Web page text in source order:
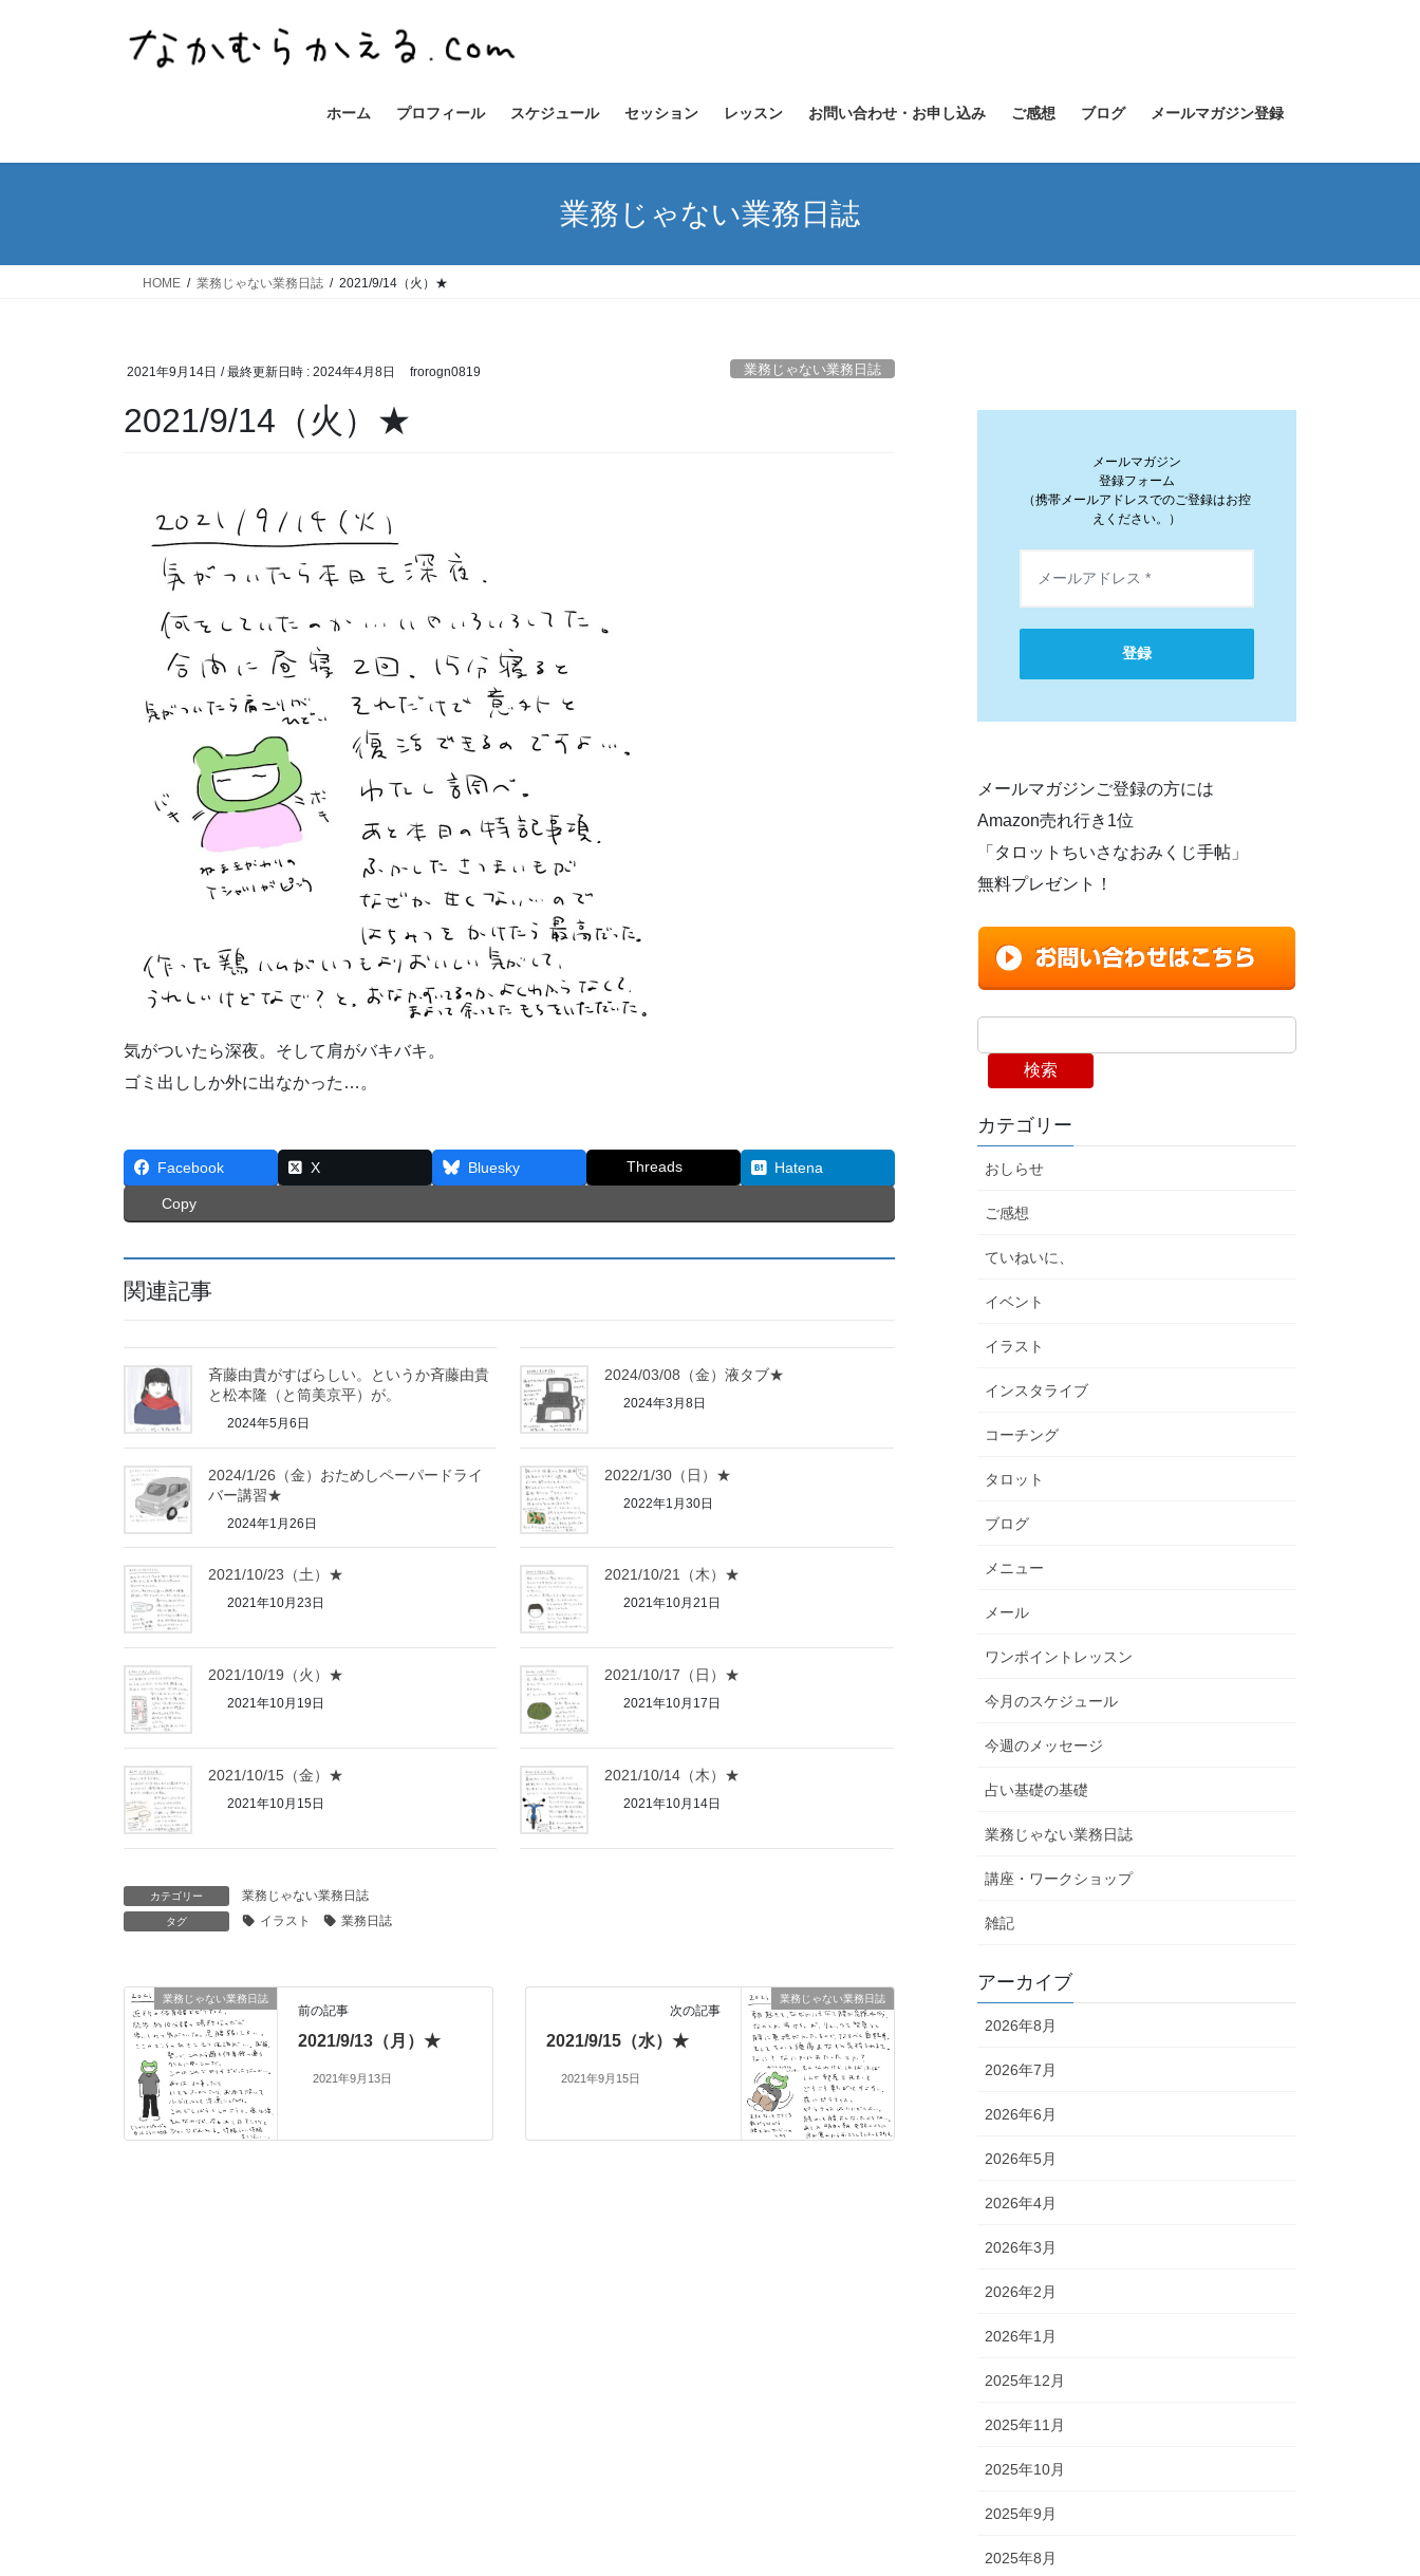
ス
ン
ホーム プロフィール スケジュール セッション レッスン お問い合わせ・お申し込み ご感想 ブログ メールマガジン登録
業務じゃない業務日誌
HOME 業務じゃない業務日誌 2021/9/14（火）★
2021年9月14日 / 最終更新日時 : 2024年4月8日 frorogn0819 業務じゃない業務日誌
2021/9/14（火）★
気がついたら深夜。そして肩がバキバキ。
ゴミ出ししか外に出なかった…。
Facebook X Bluesky Threads Hatena
Copy
関連記事
斉藤由貴がすばらしい。というか斉藤由貴
と松本隆（と筒美京平）が。
2024年5月6日
2024/03/08（金）液タブ★
2024年3月8日
2024/1/26（金）おためしペーパードライ
バー講習★
2024年1月26日
2022/1/30（日）★
2022年1月30日
2021/10/23（土）★
2021年10月23日
2021/10/21（木）★
2021年10月21日
2021/10/19（火）★
2021年10月19日
2021/10/17（日）★
2021年10月17日
2021/10/15（金）★
2021年10月15日
2021/10/14（木）★
2021年10月14日
カテゴリー 業務じゃない業務日誌
タグ イラスト 業務日誌
業務じゃない業務日誌
前の記事
2021/9/13（月）★
2021年9月13日
業務じゃない業務日誌
次の記事
2021/9/15（水）★
2021年9月15日
メールマガジン
登録フォーム
（携帯メールアドレスでのご登録はお控
えください。）
登録
メールマガジンご登録の方には
Amazon売れ行き1位
「タロットちいさなおみくじ手帖」
無料プレゼント！
検索
カテゴリー
おしらせ
ご感想
ていねいに、
イベント
イラスト
インスタライブ
コーチング
タロット
ブログ
メニュー
メール
ワンポイントレッスン
今月のスケジュール
今週のメッセージ
占い基礎の基礎
業務じゃない業務日誌
講座・ワークショップ
雑記
アーカイブ
2026年8月
2026年7月
2026年6月
2026年5月
2026年4月
2026年3月
2026年2月
2026年1月
2025年12月
2025年11月
2025年10月
2025年9月
2025年8月